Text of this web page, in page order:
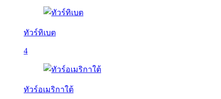
ทัวร์ทิเบต
4
ทัวร์อเมริกาใต้